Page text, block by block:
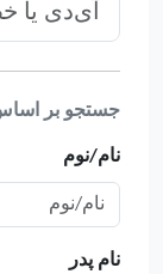
جستجو بر اساس
نام/نوم
نام پدر